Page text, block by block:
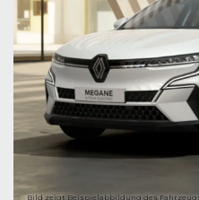
Bild zeigt Beispielabbildung des